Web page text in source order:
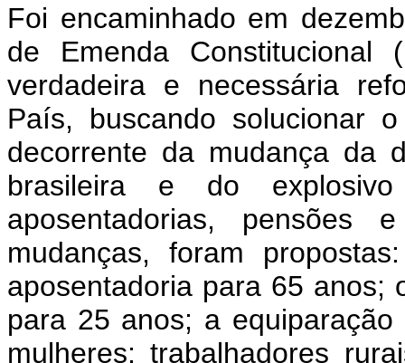
Foi encaminhado em
de Emenda Constitucional
verdadeira e necessária
País, buscando solucionar
decorrente da mudança da
brasileira e do
aposentadorias, pensões
mudanças, foram
aposentadoria para 65 anos;
para 25 anos; a
mulheres; trabalhadores